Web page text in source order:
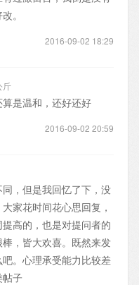
。
2016-09-02 18:29
斤
是温和，还好还好
2016-09-02 20:59
，但是我回忆了下，没
家花时间花心思回复，
高的，也是对提问者的
，皆大欢喜。既然来发
。心理承受能力比较差
帖子